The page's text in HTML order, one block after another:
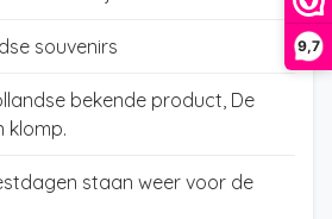
9,7
souvenirs
bekende product, De
klomp.
staan weer voor de